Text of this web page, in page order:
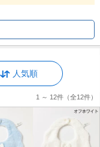
人気順
1 ～ 12件 （全12件）